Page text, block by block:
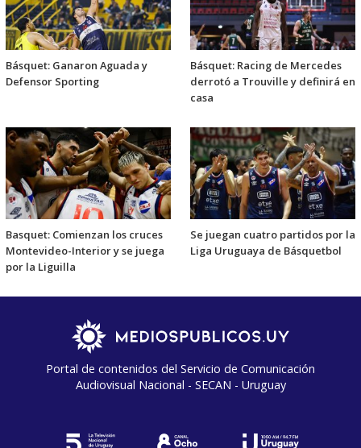
Básquet: Ganaron Aguada y
Defensor Sporting
Básquet: Racing de Mercedes
derrotó a Trouville y definirá en
casa
Basquet: Comienzan los cruces
Montevideo-Interior y se juega
por la Liguilla
Se juegan cuatro partidos por la
Liga Uruguaya de Básquetbol
Portal de contenidos del Servicio de Comunicación
Audiovisual Nacional - SECAN - Uruguay